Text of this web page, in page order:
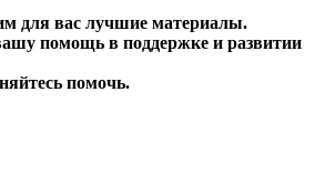
для вас лучшие материалы.
помощь в поддержке и развитии
помочь.